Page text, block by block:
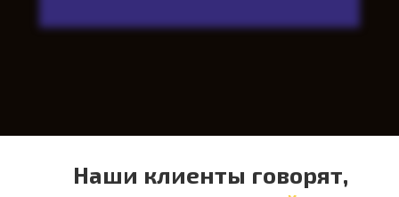
Наши клиенты говорят,